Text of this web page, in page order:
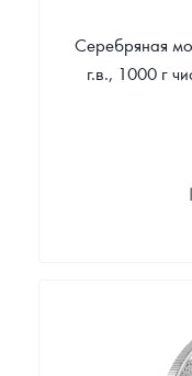
Серебряная
г.в., 1000 г